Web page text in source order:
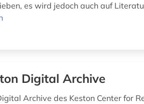
es wird jedoch auch auf
Digital Archive
Archive des Keston Center for